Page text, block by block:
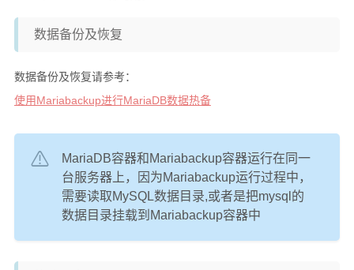
数据备份及恢复
数据备份及恢复请参考：
使用Mariabackup进行MariaDB数据热备
MariaDB容器和Mariabackup容器运行在同一
台服务器上，因为Mariabackup运行过程中，
需要读取MySQL数据目录,或者是把mysql的
数据目录挂载到Mariabackup容器中
邻居
留言
关于
捐赠
归档